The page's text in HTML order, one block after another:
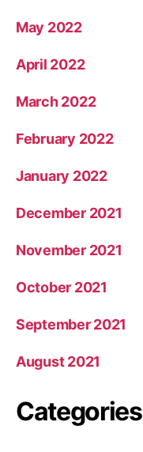
May 2022
April 2022
March 2022
February 2022
January 2022
December 2021
November 2021
October 2021
September 2021
August 2021
Categories